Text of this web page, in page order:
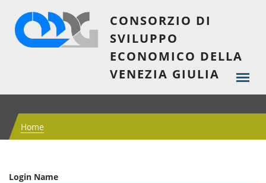
CONSORZIO DI
SVILUPPO
ECONOMICO DELLA
VENEZIA GIULIA
Home
Login Name